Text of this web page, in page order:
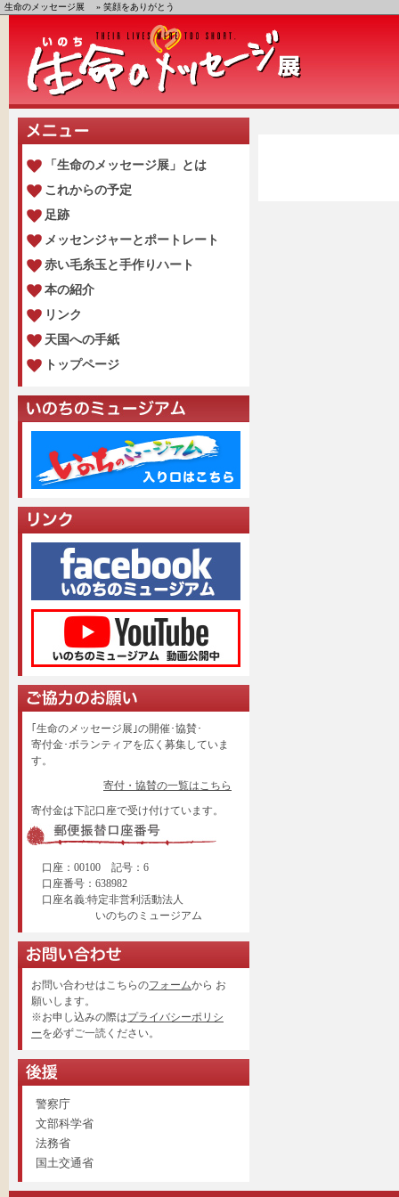
生命のメッセージ展 » 笑顔をありがとう
「生命のメッセージ展」とは
これからの予定
足跡
メッセンジャーとポートレート
赤い毛糸玉と手作りハート
本の紹介
リンク
天国への手紙
トップページ
｢生命のメッセージ展｣の開催･協賛･
寄付金･ボランティアを広く募集していま
す。
寄付・協賛の一覧はこちら
寄付金は下記口座で受け付けています。
口座：00100 記号：6
口座番号：638982
口座名義:特定非営利活動法人
いのちのミュージアム
お問い合わせはこちらのフォームから お
願いします。
※お申し込みの際はプライバシーポリシ
ーを必ずご一読ください。
警察庁
文部科学省
法務省
国土交通省